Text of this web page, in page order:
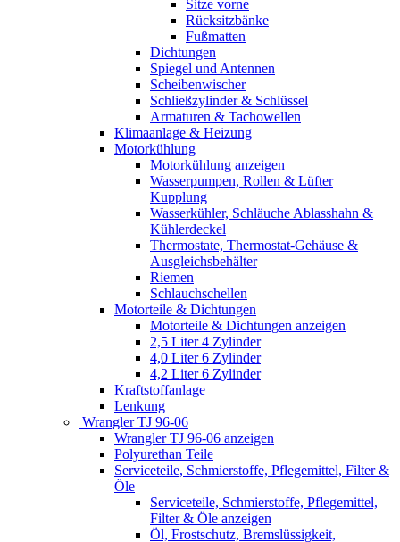
Sitze vorne
Rücksitzbänke
Fußmatten
Dichtungen
Spiegel und Antennen
Scheibenwischer
Schließzylinder & Schlüssel
Armaturen & Tachowellen
Klimaanlage & Heizung
Motorkühlung
Motorkühlung anzeigen
Wasserpumpen, Rollen & Lüfter
Kupplung
Wasserkühler, Schläuche Ablasshahn &
Kühlerdeckel
Thermostate, Thermostat-Gehäuse &
Ausgleichsbehälter
Riemen
Schlauchschellen
Motorteile & Dichtungen
Motorteile & Dichtungen anzeigen
2,5 Liter 4 Zylinder
4,0 Liter 6 Zylinder
4,2 Liter 6 Zylinder
Kraftstoffanlage
Lenkung
Wrangler TJ 96-06
Wrangler TJ 96-06 anzeigen
Polyurethan Teile
Serviceteile, Schmierstoffe, Pflegemittel, Filter &
Öle
Serviceteile, Schmierstoffe, Pflegemittel,
Filter & Öle anzeigen
Öl, Frostschutz, Bremslüssigkeit,